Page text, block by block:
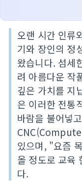
오랜 시간 인류
기와 장인의 정
왔습니다. 섬세
려 아름다운 작
깊은 가치를 지
은 이러한 전통
바람을 불어넣
있으며, "요즘
올 정도로 교육
다.